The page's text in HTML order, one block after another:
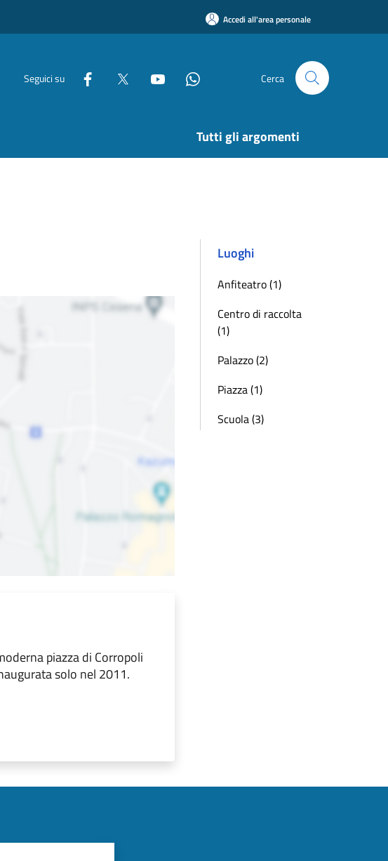
Accedi all'area personale
Seguici su Cerca
Tutti gli argomenti
piazza di Corropoli
solo nel 2011.
Luoghi
Anfiteatro (1)
Centro di raccolta
(1)
Palazzo (2)
Piazza (1)
Scuola (3)